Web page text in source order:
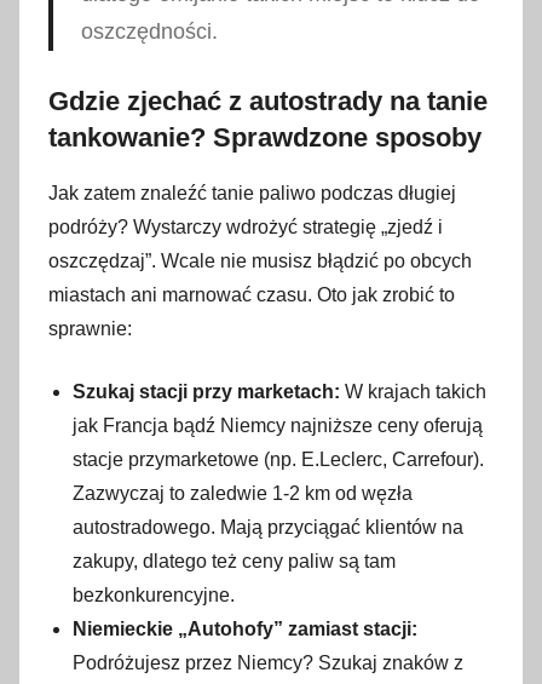
oszczędności.
Gdzie zjechać z autostrady na tanie
tankowanie? Sprawdzone sposoby
Jak zatem znaleźć tanie paliwo podczas długiej
podróży? Wystarczy wdrożyć strategię „zjedź i
oszczędzaj”. Wcale nie musisz błądzić po obcych
miastach ani marnować czasu. Oto jak zrobić to
sprawnie:
Szukaj stacji przy marketach: W krajach takich
jak Francja bądź Niemcy najniższe ceny oferują
stacje przymarketowe (np. E.Leclerc, Carrefour).
Zazwyczaj to zaledwie 1-2 km od węzła
autostradowego. Mają przyciągać klientów na
zakupy, dlatego też ceny paliw są tam
bezkonkurencyjne.
Niemieckie „Autohofy” zamiast stacji:
Podróżujesz przez Niemcy? Szukaj znaków z